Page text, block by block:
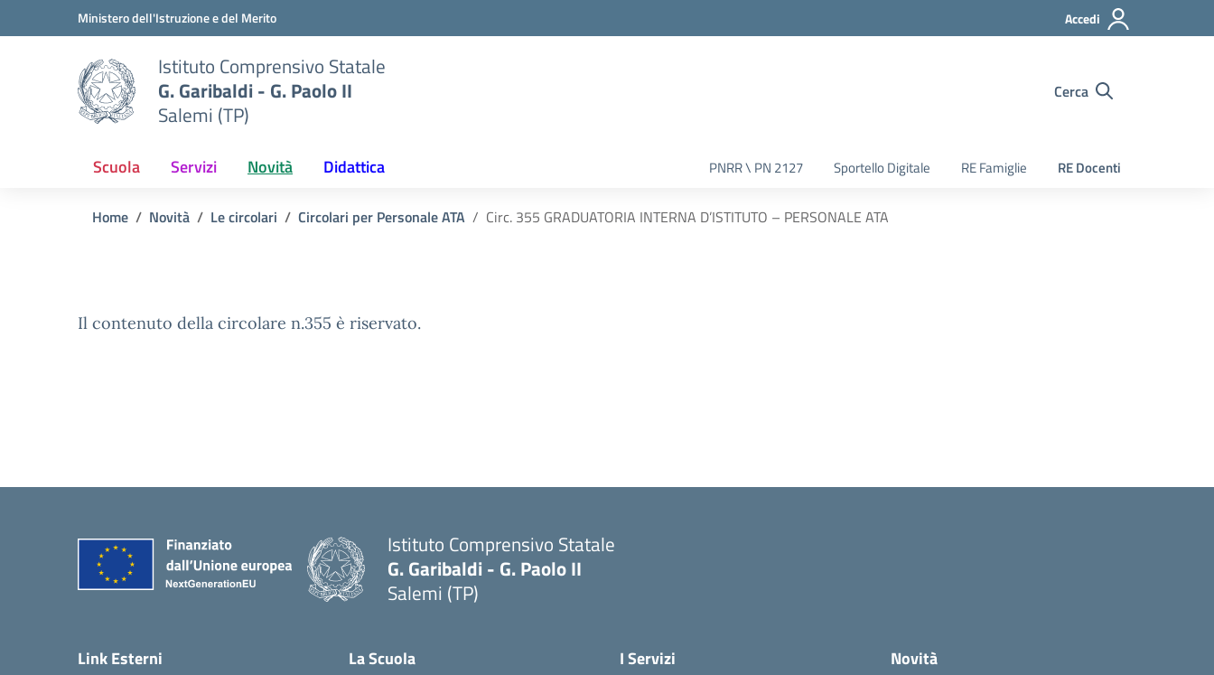
Vai ai contenuti
Vai al menu di navigazioneMinistero dell'Istruzione e del Merito Accedi
Istituto Comprensivo Statale
G. Garibaldi - G. Paolo II
Salemi (TP)
Cerca
Scuola Servizi Novità Didattica PNRR \ PN 2127 Sportello Digitale RE Famiglie RE Docenti
Home Novità Le circolari Circolari per Personale ATA Circ. 355 GRADUATORIA INTERNA D’ISTITUTO – PERSONALE ATA
Il contenuto della circolare n.355 è riservato.
Istituto Comprensivo Statale
G. Garibaldi - G. Paolo II
Salemi (TP)
Link Esterni La Scuola I Servizi Novità